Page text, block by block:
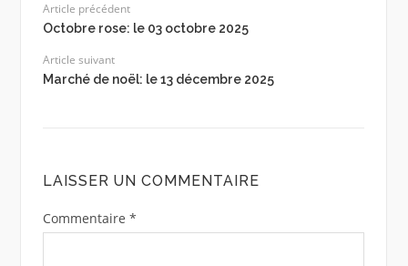
Article précédent
Octobre rose: le 03 octobre 2025
Article suivant
Marché de noël: le 13 décembre 2025
LAISSER UN COMMENTAIRE
Commentaire *